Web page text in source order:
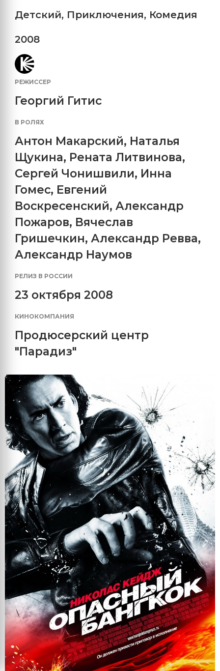
Детский, Приключения, Комедия
2008
РЕЖИССЕР
Георгий Гитис
В РОЛЯХ
Антон Макарский, Наталья
Щукина, Рената Литвинова,
Сергей Чонишвили, Инна
Гомес, Евгений
Воскресенский, Александр
Пожаров, Вячеслав
Гришечкин, Александр Ревва,
Александр Наумов
РЕЛИЗ В РОССИИ
23 октября 2008
КИНОКОМПАНИЯ
Продюсерский центр
"Парадиз"